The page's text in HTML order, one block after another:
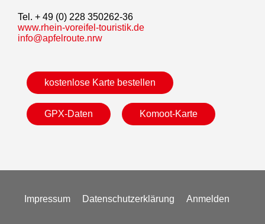
Tel. + 49 (0) 228 350262-36
www.rhein-voreifel-touristik.de
info@apfelroute.nrw
kostenlose Karte bestellen
GPX-Daten Komoot-Karte
Impressum Datenschutzerklärung Anmelden